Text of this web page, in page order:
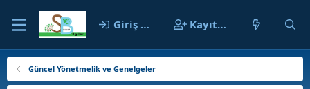
Giriş yap Kayıt ol
Güncel Yönetmelik ve Genelgeler